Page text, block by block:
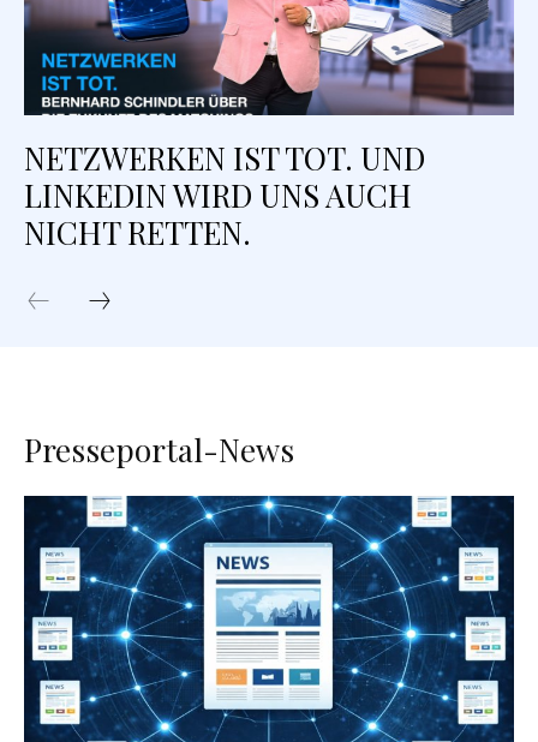
NETZWERKEN IST TOT. UND
LINKEDIN WIRD UNS AUCH
NICHT RETTEN.
Presseportal-News